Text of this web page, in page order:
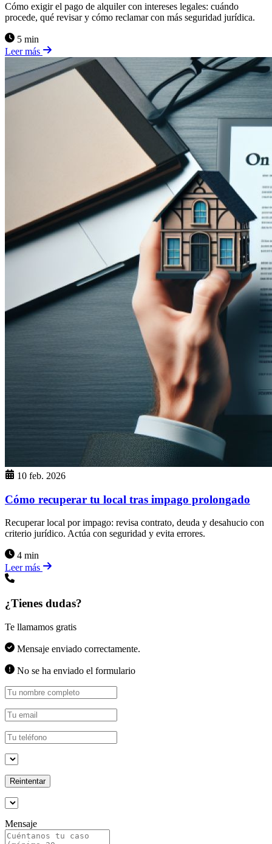
Cómo exigir el pago de alquiler con intereses legales: cuándo
procede, qué revisar y cómo reclamar con más seguridad jurídica.
5 min
Leer más
10 feb. 2026
Cómo recuperar tu local tras impago prolongado
Recuperar local por impago: revisa contrato, deuda y desahucio con
criterio jurídico. Actúa con seguridad y evita errores.
4 min
Leer más
¿Tienes dudas?
Te llamamos gratis
Mensaje enviado correctamente.
No se ha enviado el formulario
Reintentar
Mensaje